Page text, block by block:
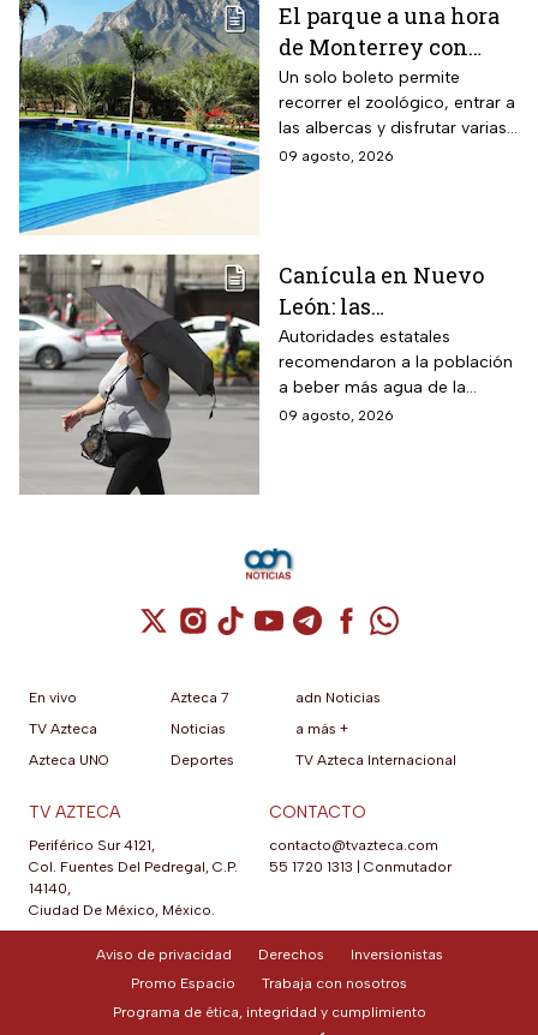
El parque a una hora
de Monterrey con
zoológico, tirolesa y
alberca: esto cuesta la
entrada en agosto de
2026
Un solo boleto permite
recorrer el zoológico, entrar a
las albercas y disfrutar varias
áreas recreativas cerca de
09 agosto, 2026
Canícula en Nuevo
León: las
recomendaciones de
la Secretaría de Medio
Ambiente para
proteger a los adultos
Autoridades estatales
recomendaron a la población
a beber más agua de la
habitual
09 agosto, 2026
Cuenta de X / Twitter (se abre en una
Cuenta de Instagram (se abre en una
Cuenta de TikTok (se abre en
Cuenta de YouTube (se abre
Cuenta de Telegram (se
Cuenta de
Cuenta de
En vivo
TV Azteca
Azteca UNO
Azteca 7
Noticias
Deportes
adn Noticias
a más +
TV Azteca Internacional
TV AZTECA
Periférico Sur 4121,
Col. Fuentes Del Pedregal, C.P.
14140,
Ciudad De México, México.
CONTACTO
contacto@tvazteca.com
55 1720 1313
Conmutador
Aviso de privacidad Derechos
Inversionistas
Promo Espacio
Trabaja con nosotros
Programa de ética, integridad y cumplimiento